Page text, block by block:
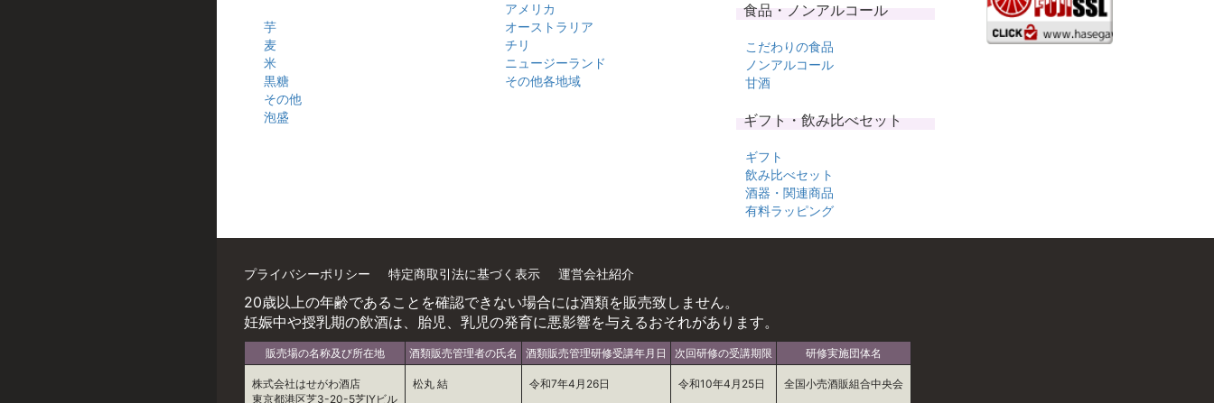
芋
麦
米
黒糖
その他
泡盛
アメリカ
オーストラリア
チリ
ニュージーランド
その他各地域
食品・ノンアルコール
こだわりの食品
ノンアルコール
甘酒
ギフト・飲み比べセット
ギフト
飲み比べセット
酒器・関連商品
有料ラッピング
プライバシーポリシー 特定商取引法に基づく表示 運営会社紹介
20歳以上の年齢であることを確認できない場合には酒類を販売致しません。
妊娠中や授乳期の飲酒は、胎児、乳児の発育に悪影響を与えるおそれがあります。
販売場の名称及び所在地
株式会社はせがわ酒店
東京都港区芝3-20-5芝IYビル
酒類販売管理者の氏名
松丸 結
酒類販売管理研修受講年月日
令和7年4月26日
次回研修の受講期限
令和10年4月25日
研修実施団体名
全国小売酒販組合中央会